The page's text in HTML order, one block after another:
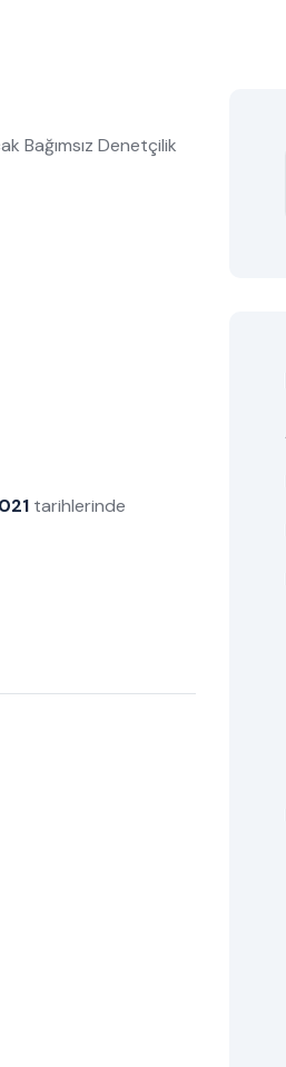
Bağımsız Denetçilik
tarihlerinde